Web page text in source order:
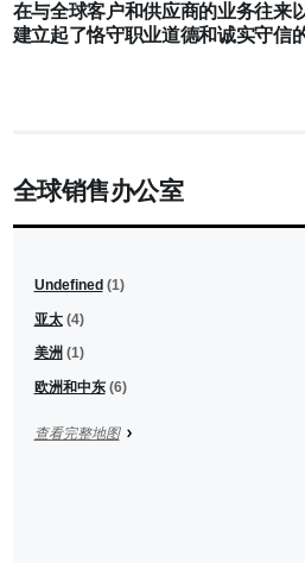
在与全球客户和供应商的业务往来
建立起了恪守职业道德和诚实守信
全球销售办公室
−
Undefined (1)
亚太 (4)
美洲 (1)
欧洲和中东 (6)
查看完整地图